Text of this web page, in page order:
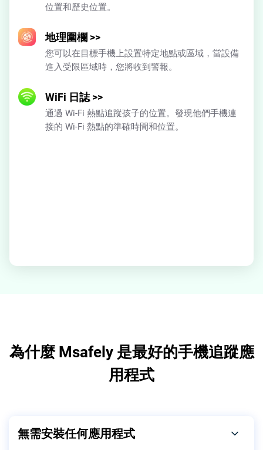
位置和歷史位置。
地理圍欄 >>
您可以在目標手機上設置特定地點或區域，當設備
進入受限區域時，您將收到警報。
WiFi 日誌>>
通過 Wi-Fi 熱點追蹤孩子的位置。發現他們手機連
接的 Wi-Fi 熱點的準確時間和位置。
為什麼 Msafely 是最好的手機追蹤應
用程式
無需安裝任何應用程式